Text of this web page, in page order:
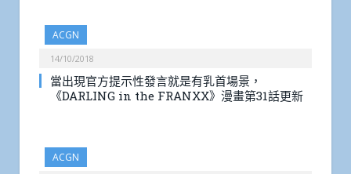
ACGN
14/10/2018
當出現官方提示性發言就是有乳首場景，
《DARLING in the FRANXX》漫畫第31話更新
ACGN